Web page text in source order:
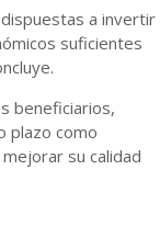
a invertir
suficientes
beneficiarios,
plazo como
su calidad